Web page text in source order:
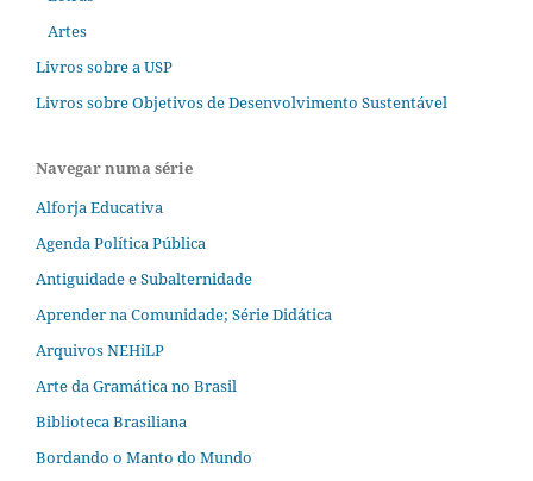
Artes
Livros sobre a USP
Livros sobre Objetivos de Desenvolvimento Sustentável
Navegar numa série
Alforja Educativa
Agenda Política Pública
Antiguidade e Subalternidade
Aprender na Comunidade; Série Didática
Arquivos NEHiLP
Arte da Gramática no Brasil
Biblioteca Brasiliana
Bordando o Manto do Mundo